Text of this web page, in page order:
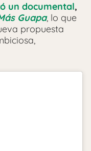
un documental,
Guapa, lo que
propuesta